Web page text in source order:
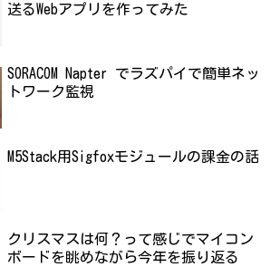
送るWebアプリを作ってみた
SORACOM Napter でラズパイで簡単ネッ
トワーク監視
M5Stack用Sigfoxモジュールの課金の話
クリスマスは何？って感じでマイコン
ボードを眺めながら今年を振り返る